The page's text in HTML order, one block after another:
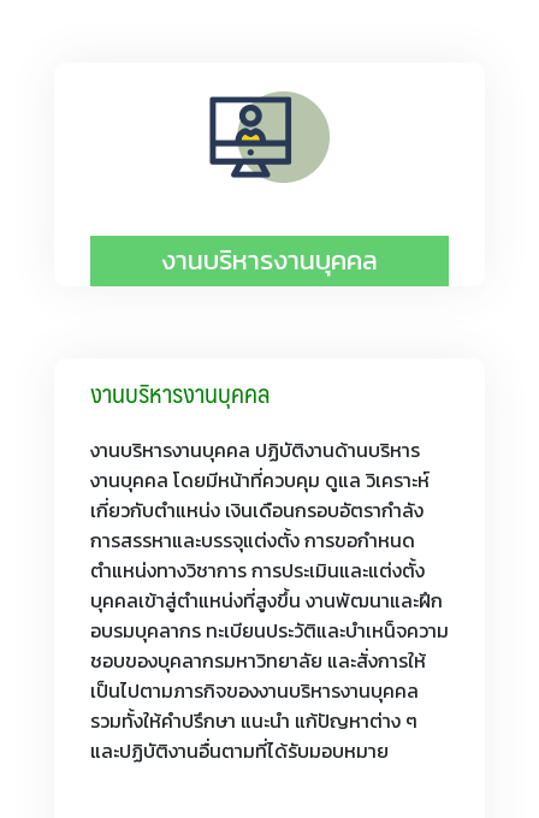
งานบริหารงานบุคคล
งานบริหารงานบุคคล
งานบริหารงานบุคคล ปฏิบัติงานด้านบริหาร
งานบุคคล โดยมีหน้าที่ควบคุม ดูแล วิเคราะห์
เกี่ยวกับตำแหน่ง เงินเดือนกรอบอัตรากำลัง
การสรรหาและบรรจุแต่งตั้ง การขอกำหนด
ตำแหน่งทางวิชาการ การประเมินและแต่งตั้ง
บุคคลเข้าสู่ตำแหน่งที่สูงขึ้น งานพัฒนาและฝึก
อบรมบุคลากร ทะเบียนประวัติและบำเหน็จความ
ชอบของบุคลากรมหาวิทยาลัย และสั่งการให้
เป็นไปตามภารกิจของงานบริหารงานบุคคล
รวมทั้งให้คำปรึกษา แนะนำ แก้ปัญหาต่าง ๆ
และปฏิบัติงานอื่นตามที่ได้รับมอบหมาย